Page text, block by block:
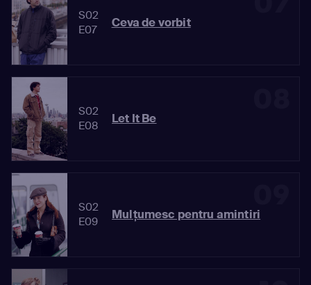
S02
E07
Ceva de vorbit
S02
E08
Let It Be
S02
E09
Mulţumesc pentru amintiri